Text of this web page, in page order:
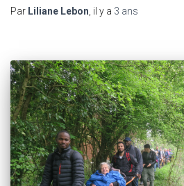
Par Liliane Lebon, il y a 3 ans